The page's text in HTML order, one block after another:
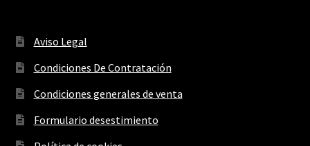
Aviso Legal
Condiciones De Contratación
Condiciones generales de venta
Formulario desestimiento